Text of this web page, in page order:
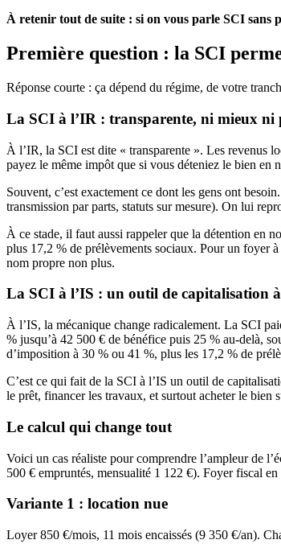
À retenir tout de suite : si on vous parle SCI sans
Première question : la SCI
Réponse courte : ça dépend du régime, de votre
La SCI à l’IR : transparente, ni mieux ni
À l’IR, la SCI est dite « transparente ». Les revenus
payez le même impôt que si vous déteniez le bien en
Souvent, c’est exactement ce dont les gens ont
transmission par parts, statuts sur mesure). On lui
À ce stade, il faut aussi rappeler que la détention en
plus 17,2 % de prélèvements sociaux. Pour un foyer
nom propre non plus.
La SCI à l’IS : un outil de capitalisation
À l’IS, la mécanique change radicalement. La SCI
% jusqu’à 42 500 € de bénéfice puis 25 % au-delà,
d’imposition à 30 % ou 41 %, plus les 17,2 % de
C’est ce qui fait de la SCI à l’IS un outil de
le prêt, financer les travaux, et surtout acheter le
Le calcul qui change tout
Voici un cas réaliste pour comprendre l’ampleur de
500 € empruntés, mensualité 1 122 €). Foyer fiscal
Variante 1 : location nue
Loyer 850 €/mois, 11 mois encaissés (9 350 €/an).